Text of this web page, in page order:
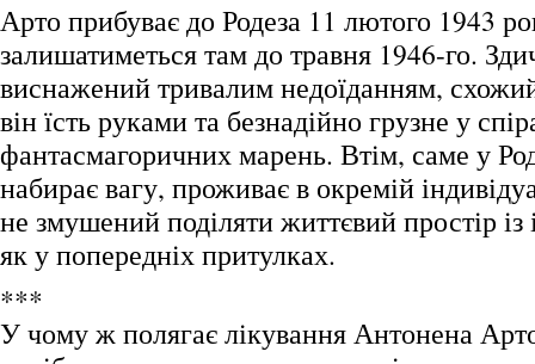
Арто прибуває до Родеза 11 лютого 1943
залишатиметься там до травня 1946-го.
виснажений тривалим недоїданням,
він їсть руками та безнадійно грузне у
фантасмагоричних марень. Втім, саме у
набирає вагу, проживає в окремій
не змушений поділяти життєвий простір
як у попередніх притулках.
***
У чому ж полягає лікування Антонена